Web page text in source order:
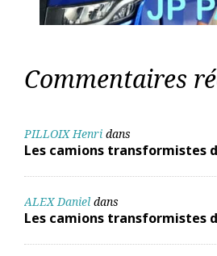
Commentaires
PILLOIX Henri dans
Les camions transformistes
ALEX Daniel dans
Les camions transformistes